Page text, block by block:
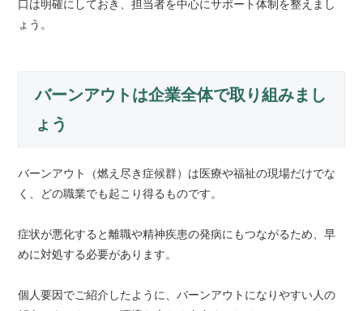
口は明確にしておき、担当者を中心にサポート体制を整えまし
ょう。
バーンアウトは企業全体で取り組みまし
ょう
バーンアウト（燃え尽き症候群）は医療や福祉の現場だけでな
く、どの職業でも起こり得るものです。
症状が悪化すると離職や精神疾患の発病にもつながるため、早
めに対処する必要があります。
個人要因でご紹介したように、バーンアウトになりやすい人の